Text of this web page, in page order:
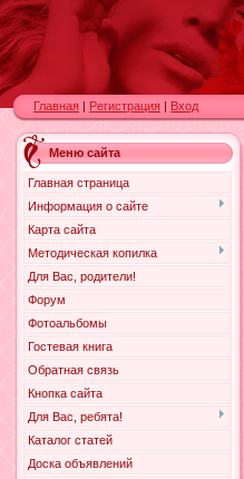
Главная | Регистрация | Вход
Меню сайта
Главная страница
Информация о сайте
Карта сайта
Методическая копилка
Для Вас, родители!
Форум
Фотоальбомы
Гостевая книга
Обратная связь
Кнопка сайта
Для Вас, ребята!
Каталог статей
Доска объявлений